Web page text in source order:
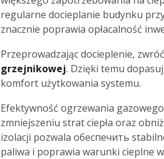
regularne docieplanie budynku
znacznie poprawia opłacalność
Przeprowadzając docieplenie,
grzejnikowej. Dzięki temu
komfort użytkowania systemu.
Efektywność ogrzewania
zmniejszeniu strat ciepła oraz
izolacji pozwala обеспечить
paliwa i poprawia warunki cieplne